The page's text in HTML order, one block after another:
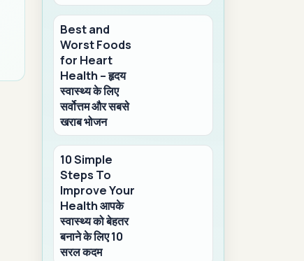
Best and
Worst Foods
for Heart
Health – हृदय
स्वास्थ्य के लिए
सर्वोत्तम और सबसे
खराब भोजन
10 Simple
Steps To
Improve Your
Health आपके
स्वास्थ्य को बेहतर
बनाने के लिए 10
सरल कदम